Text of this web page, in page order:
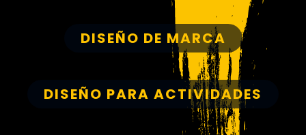
DISEÑO DE MARCA
DISEÑO PARA ACTIVIDADES